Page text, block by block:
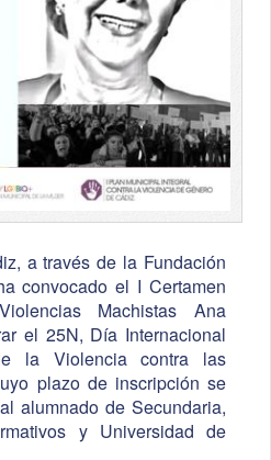
a través de la Fundación
convocado el I Certamen
Machistas Ana
el 25N, Día Internacional
la Violencia contra las
plazo de inscripción se
alumnado de Secundaria,
y Universidad de